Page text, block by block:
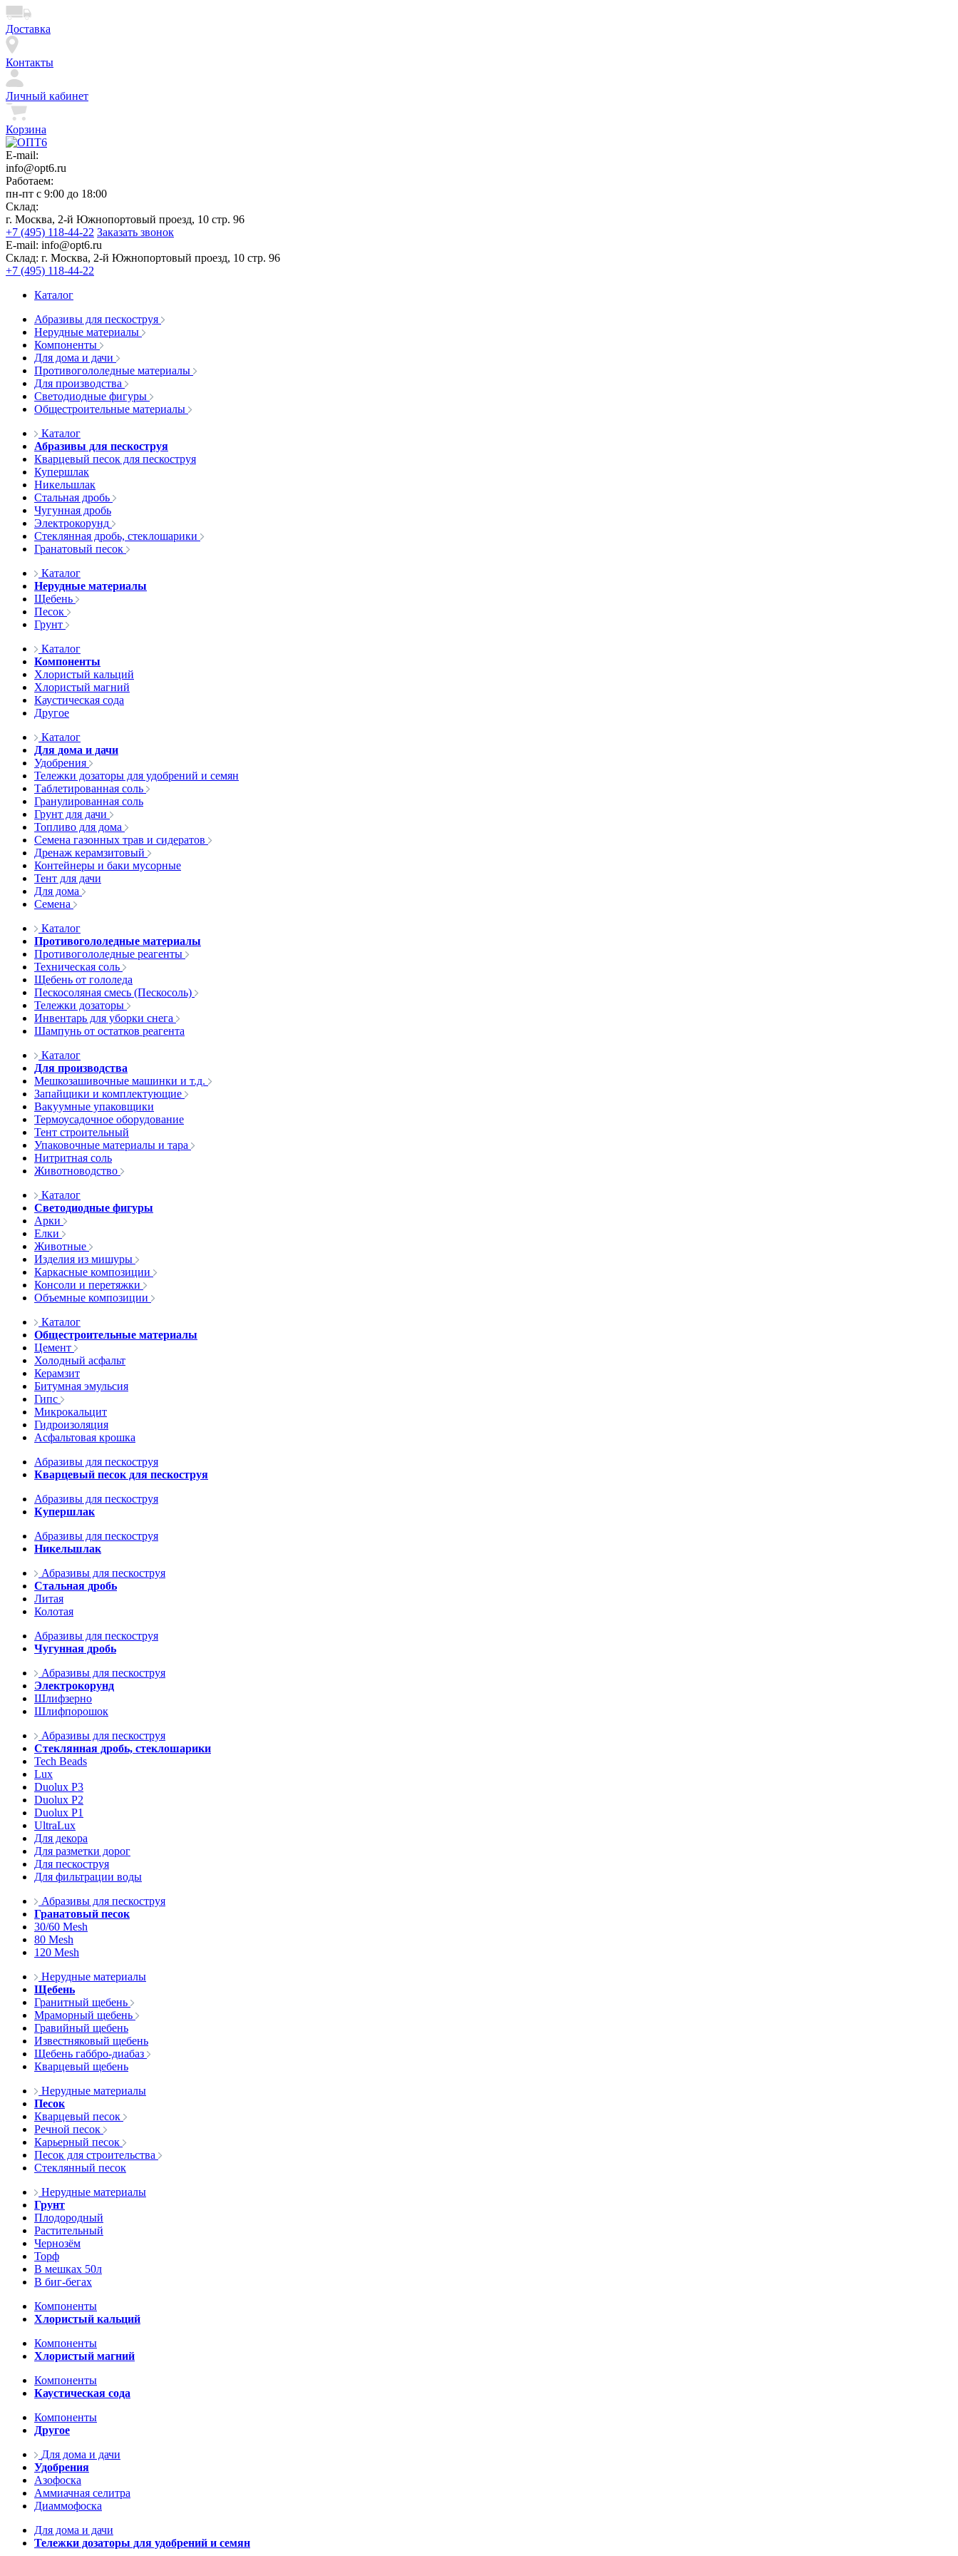
Доставка
Контакты
Личный кабинет
Корзина
E-mail:
info@opt6.ru
Работаем:
пн-пт с 9:00 до 18:00
Склад:
г. Москва, 2-й Южнопортовый проезд, 10 стр. 96
+7 (495) 118-44-22 Заказать звонок
E-mail: info@opt6.ru
Склад: г. Москва, 2-й Южнопортовый проезд, 10 стр. 96
+7 (495) 118-44-22
Каталог
Абразивы для пескоструя
Нерудные материалы
Компоненты
Для дома и дачи
Противогололедные материалы
Для производства
Светодиодные фигуры
Общестроительные материалы
Каталог
Абразивы для пескоструя
Кварцевый песок для пескоструя
Купершлак
Никельшлак
Стальная дробь
Чугунная дробь
Электрокорунд
Стеклянная дробь, стеклошарики
Гранатовый песок
Каталог
Нерудные материалы
Щебень
Песок
Грунт
Каталог
Компоненты
Хлористый кальций
Хлористый магний
Каустическая сода
Другое
Каталог
Для дома и дачи
Удобрения
Тележки дозаторы для удобрений и семян
Таблетированная соль
Гранулированная соль
Грунт для дачи
Топливо для дома
Семена газонных трав и сидератов
Дренаж керамзитовый
Контейнеры и баки мусорные
Тент для дачи
Для дома
Семена
Каталог
Противогололедные материалы
Противогололедные реагенты
Техническая соль
Щебень от гололеда
Пескосоляная смесь (Пескосоль)
Тележки дозаторы
Инвентарь для уборки снега
Шампунь от остатков реагента
Каталог
Для производства
Мешкозашивочные машинки и т.д.
Запайщики и комплектующие
Вакуумные упаковщики
Термоусадочное оборудование
Тент строительный
Упаковочные материалы и тара
Нитритная соль
Животноводство
Каталог
Светодиодные фигуры
Арки
Елки
Животные
Изделия из мишуры
Каркасные композиции
Консоли и перетяжки
Объемные композиции
Каталог
Общестроительные материалы
Цемент
Холодный асфальт
Керамзит
Битумная эмульсия
Гипс
Микрокальцит
Гидроизоляция
Асфальтовая крошка
Абразивы для пескоструя
Кварцевый песок для пескоструя
Абразивы для пескоструя
Купершлак
Абразивы для пескоструя
Никельшлак
Абразивы для пескоструя
Стальная дробь
Литая
Колотая
Абразивы для пескоструя
Чугунная дробь
Абразивы для пескоструя
Электрокорунд
Шлифзерно
Шлифпорошок
Абразивы для пескоструя
Стеклянная дробь, стеклошарики
Tech Beads
Lux
Duolux P3
Duolux P2
Duolux P1
UltraLux
Для декора
Для разметки дорог
Для пескоструя
Для фильтрации воды
Абразивы для пескоструя
Гранатовый песок
30/60 Mesh
80 Mesh
120 Mesh
Нерудные материалы
Щебень
Гранитный щебень
Мраморный щебень
Гравийный щебень
Известняковый щебень
Щебень габбро-диабаз
Кварцевый щебень
Нерудные материалы
Песок
Кварцевый песок
Речной песок
Карьерный песок
Песок для строительства
Стеклянный песок
Нерудные материалы
Грунт
Плодородный
Растительный
Чернозём
Торф
В мешках 50л
В биг-бегах
Компоненты
Хлористый кальций
Компоненты
Хлористый магний
Компоненты
Каустическая сода
Компоненты
Другое
Для дома и дачи
Удобрения
Азофоска
Аммиачная селитра
Диаммофоска
Для дома и дачи
Тележки дозаторы для удобрений и семян